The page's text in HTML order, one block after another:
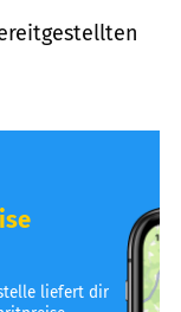
liefert dir